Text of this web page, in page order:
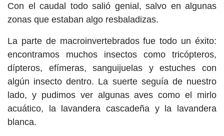
Con el caudal todo salió genial, salvo en algunas
zonas que estaban algo resbaladizas.
La parte de macroinvertebrados fue todo un éxito:
encontramos muchos insectos como tricópteros,
dípteros, efímeras, sanguijuelas y estuches con
algún insecto dentro. La suerte seguía de nuestro
lado, y pudimos ver algunas aves como el mirlo
acuático, la lavandera cascadeña y la lavandera
blanca.